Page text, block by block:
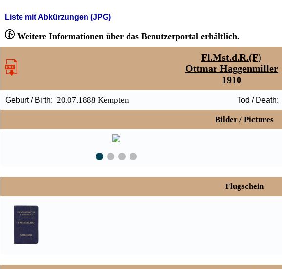
Liste mit Abkürzungen (JPG)
Weitere Informationen über das Benutzerportal erhältlich.
Fl.Mst.d.R.(F)
Ottmar Haggenmiller
1910
Geburt / Birth: 20.07.1888 Kempten Tod / Death:
Bilder / Pictures
Flugschein